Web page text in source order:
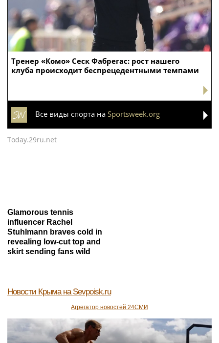
Тренер «Комо» Сеск Фабрегас: рост нашего
клуба происходит беспрецедентными темпами
Все виды спорта на Sportsweek.org
Today.29ru.net
Glamorous tennis
influencer Rachel
Stuhlmann braves cold in
revealing low-cut top and
skirt sending fans wild
Новости Крыма на Sevpoisk.ru
Агрегатор новостей 24СМИ